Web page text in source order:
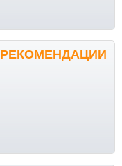
РЕКОМЕНДАЦИИ